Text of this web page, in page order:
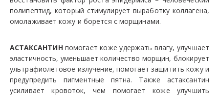
полипептид, который стимулирует выработку коллагена,
омолаживает кожу и борется с морщинами.
АСТАКСАНТИНпомогает коже удержать влагу, улучшает
эластичность, уменьшает количество морщин, блокирует
ультрафиолетовое излучение, помогает защитить кожу и
предупредить пигментные пятна. Также астаксантин
усиливает кровоток, чем помогает коже улучшить